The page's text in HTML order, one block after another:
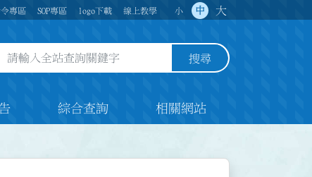
專區 SOP專區 logo下載 線上教學 小 中 大
全站查詢關鍵字欄位 搜尋
綜合查詢 相關網站